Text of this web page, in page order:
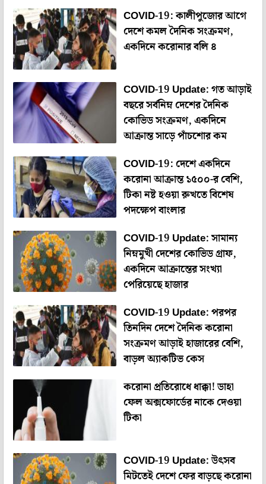
COVID-19: কালীপুজোর আগে
দেশে কমল দৈনিক সংক্রমণ,
একদিনে করোনার বলি ৪
COVID-19 Update: গত আড়াই
বছরে সর্বনিম্ন দেশের দৈনিক
কোভিড সংক্রমণ, একদিনে
আক্রান্ত সাড়ে পাঁচশোর কম
COVID-19: দেশে একদিনে
করোনা আক্রান্ত ১৫০০-র বেশি,
টিকা নষ্ট হওয়া রুখতে বিশেষ
পদক্ষেপ বাংলার
COVID-19 Update: সামান্য
নিম্নমুখী দেশের কোভিড গ্রাফ,
একদিনে আক্রান্তের সংখ্যা
পেরিয়েছে হাজার
COVID-19 Update: পরপর
তিনদিন দেশে দৈনিক করোনা
সংক্রমণ আড়াই হাজারের বেশি,
বাড়ল অ্যাকটিভ কেস
করোনা প্রতিরোধে ধাক্কা! ডাহা
ফেল অক্সফোর্ডের নাকে দেওয়া
টিকা
COVID-19 Update: উৎসব
মিটতেই দেশে ফের বাড়ছে করোনা